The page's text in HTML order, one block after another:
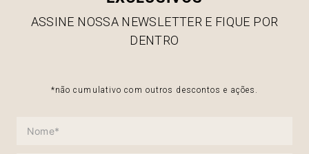
ASSINE NOSSA NEWSLETTER E FIQUE POR
DENTRO
*não cumulativo com outros descontos e ações.